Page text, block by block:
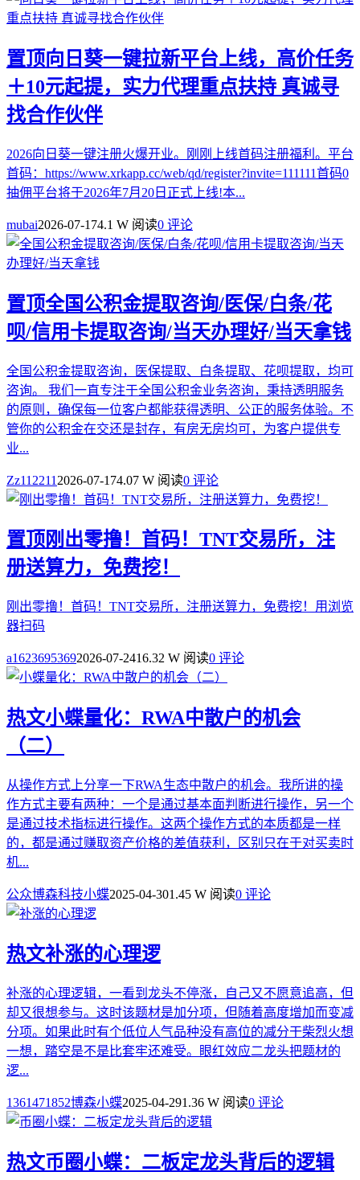
置顶向日葵一键拉新平台上线，高价任务
＋10元起提，实力代理重点扶持 真诚寻
找合作伙伴
2026向日葵一键注册火爆开业。刚刚上线首码注册福利。平台
首码：https://www.xrkapp.cc/web/qd/register?invite=111111首码0
抽佣平台将于2026年7月20日正式上线!本...
mubai2026-07-174.1 W 阅读0 评论
置顶全国公积金提取咨询/医保/白条/花
呗/信用卡提取咨询/当天办理好/当天拿钱
全国公积金提取咨询，医保提取、白条提取、花呗提取，均可
咨询。 我们一直专注于全国公积金业务咨询，秉持透明服务
的原则，确保每一位客户都能获得透明、公正的服务体验。不
管你的公积金在交还是封存，有房无房均可，为客户提供专
业...
Zz112211 2026-07-174.07 W 阅读0 评论
置顶刚出零撸！首码！TNT交易所，注
册送算力，免费挖！
刚出零撸！首码！TNT交易所，注册送算力，免费挖！用浏览
器扫码
a16236953692026-07-2416.32 W 阅读0 评论
热文小蝶量化：RWA中散户的机会
（二）
从操作方式上分享一下RWA生态中散户的机会。我所讲的操
作方式主要有两种：一个是通过基本面判断进行操作，另一个
是通过技术指标进行操作。这两个操作方式的本质都是一样
的，都是通过赚取资产价格的差值获利，区别只在于对买卖时
机...
公众博森科技小蝶2025-04-301.45 W 阅读0 评论
热文补涨的心理逻
补涨的心理逻辑，一看到龙头不停涨，自己又不愿意追高，但
却又很想参与。这时该题材是加分项，但随着高度增加而变减
分项。如果此时有个低位人气品种没有高位的减分干柴烈火想
一想，踏空是不是比套牢还难受。眼红效应二龙头把题材的
逻...
1361471852博森小蝶2025-04-291.36 W 阅读0 评论
热文币圈小蝶：二板定龙头背后的逻辑